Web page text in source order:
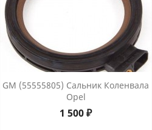
GM (55555805) Сальник Коленвала
Opel
Цена
1 500 ₽
Быстрый просмотр